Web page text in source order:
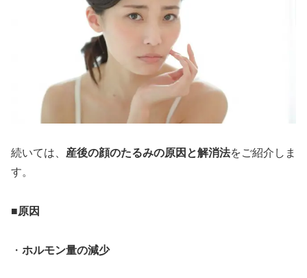
続いては、 産後の顔のたるみの原因と解消法をご紹介しま
す。
■原因
・ ホルモン量の減少